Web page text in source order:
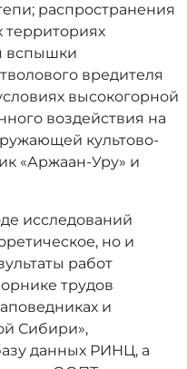
распространения
территориях
вспышки
вредителя
высокогорной
воздействия на
культово-
«Аржаан-Уру» и
исследований
но и
работ
трудов
и
Сибири»,
данных РИНЦ, а